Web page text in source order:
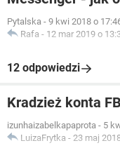
Pytalska - 9 kwi 2018 o
Rafa - 12 mar 2019 o
12 odpowiedzi
Kradzież konta FB
izunhaizabelkapaprota - 5
LuizaFrytka - 23 maj